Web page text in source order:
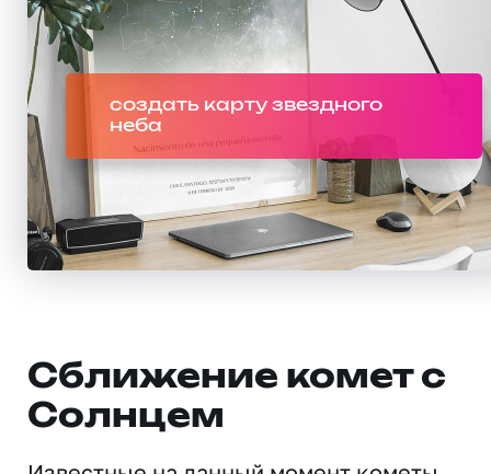
создать карту звездного
неба
Сближение комет с
Солнцем